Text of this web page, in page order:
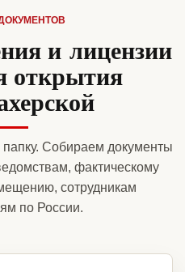
и лицензии
открытия
Собираем документы
фактическому
сотрудникам
по России.